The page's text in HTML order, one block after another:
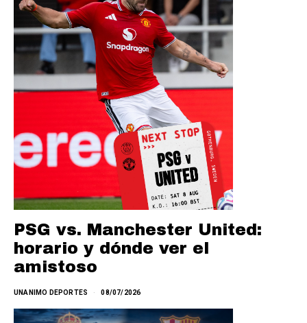
PSG vs. Manchester United:
horario y dónde ver el
amistoso
UNANIMO DEPORTES 08/07/2026